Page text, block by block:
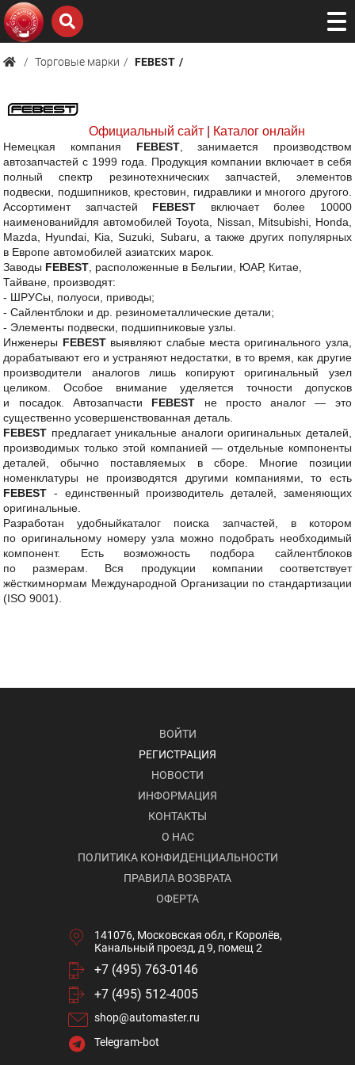
Торговые марки FEBEST
Официальный сайт Каталог онлайн
Немецкая компания FEBEST, занимается производством
автозапчастей с 1999 года. Продукция компании включает в себя
полный спектр резинотехнических запчастей, элементов
подвески, подшипников, крестовин, гидравлики и многого другого.
Ассортимент запчастей FEBEST включает более 10000
наименованийдля автомобилей Toyota, Nissan, Mitsubishi, Honda,
Mazda, Hyundai, Kia, Suzuki, Subaru, а также других популярных
в Европе автомобилей азиатских марок.
Заводы FEBEST , расположенные в Бельгии, ЮАР, Китае,
Тайване, производят:
- ШРУСы, полуоси, приводы;
- Сайлентблоки и др. резинометаллические детали;
- Элементы подвески, подшипниковые узлы.
Инженеры FEBESTвыявляют слабые места оригинального узла,
дорабатывают его и устраняют недостатки, в то время, как другие
производители аналогов лишь копируют оригинальный узел
целиком. Особое внимание уделяется точности допусков
и посадок. Автозапчасти FEBEST не просто аналог — это
существенно усовершенствованная деталь.
FEBEST предлагает уникальные аналоги оригинальных деталей,
производимых только этой компанией — отдельные компоненты
деталей, обычно поставляемых в сборе. Многие позиции
номенклатуры не производятся другими компаниями, то есть
FEBEST - единственный производитель деталей, заменяющих
оригинальные.
Разработан удобныйкаталог поиска запчастей, в котором
по оригинальному номеру узла можно подобрать необходимый
компонент. Есть возможность подбора сайлентблоков
по размерам. Вся продукции компании соответствует
жёсткимнормам Международной Организации по стандартизации
(ISO 9001).
ВОЙТИ
РЕГИСТРАЦИЯ
НОВОСТИ
ИНФОРМАЦИЯ
КОНТАКТЫ
О НАС
ПОЛИТИКА КОНФИДЕНЦИАЛЬНОСТИ
ПРАВИЛА ВОЗВРАТА
ОФЕРТА
141076, Московская обл, г Королёв,
Канальный проезд, д 9, помещ 2
+7 (495) 763-0146
+7 (495) 512-4005
shop@automaster.ru
Telegram-bot